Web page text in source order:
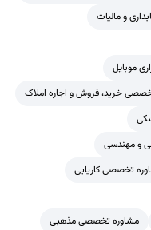
و مالیات
موبایل
خرید، فروش و اجاره املاک
و مهندسی
تخصصی کاریابی
مشاوره تخصصی مذهبی